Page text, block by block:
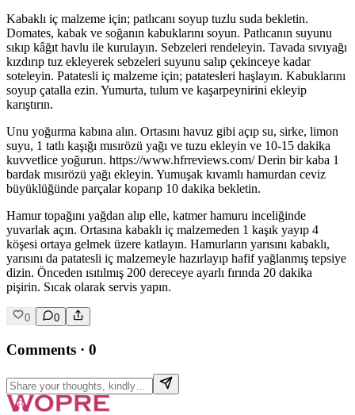
Kabaklı iç malzeme için; patlıcanı soyup tuzlu suda bekletin.
Domates, kabak ve soğanın kabuklarını soyun. Patlıcanın suyunu
sıkıp kâğıt havlu ile kurulayın. Sebzeleri rendeleyin. Tavada sıvıyağı
kızdırıp tuz ekleyerek sebzeleri suyunu salıp çekinceye kadar
soteleyin. Patatesli iç malzeme için; patatesleri haşlayın. Kabuklarını
soyup çatalla ezin. Yumurta, tulum ve kaşarpeynirini ekleyip
karıştırın.
Unu yoğurma kabına alın. Ortasını havuz gibi açıp su, sirke, limon
suyu, 1 tatlı kaşığı mısırözü yağı ve tuzu ekleyin ve 10-15 dakika
kuvvetlice yoğurun. https://www.hfrreviews.com/ Derin bir kaba 1
bardak mısırözü yağı ekleyin. Yumuşak kıvamlı hamurdan ceviz
büyüklüğünde parçalar koparıp 10 dakika bekletin.
Hamur topağını yağdan alıp elle, katmer hamuru inceliğinde
yuvarlak açın. Ortasına kabaklı iç malzemeden 1 kaşık yayıp 4
köşesi ortaya gelmek üzere katlayın. Hamurların yarısını kabaklı,
yarısını da patatesli iç malzemeyle hazırlayıp hafif yağlanmış tepsiye
dizin. Önceden ısıtılmış 200 dereceye ayarlı fırında 20 dakika
pişirin. Sıcak olarak servis yapın.
0 0
Comments · 0